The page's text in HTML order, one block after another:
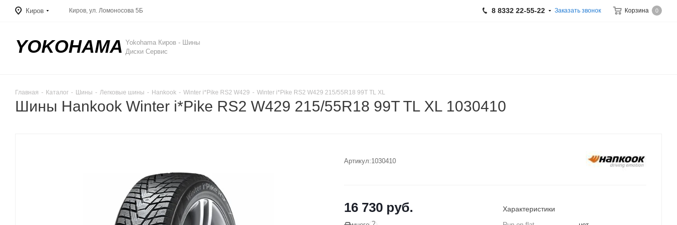
Киров Корзина 0
Киров, ул. Ломоносова 5Б 8 8332 22-55-22 Заказать звонок
YOKOHAMA Yokohama Киров - Шины
Диски Сервис
Главная - Каталог - Шины - Легковые шины - Hankook - Winter i*Pike RS2 W429 - Winter i*Pike RS2 W429 215/55R18 99T TL XL
Шины Hankook Winter i*Pike RS2 W429 215/55R18 99T TL XL 1030410
Артикул:1030410
16 730 руб. Характеристики